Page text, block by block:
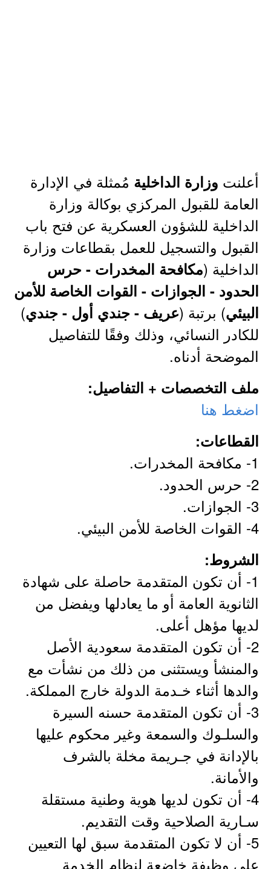
أعلنت وزارة الداخلية مُمثلة في الإدارة
العامة للقبول المركزي بوكالة وزارة
الداخلية للشؤون العسكرية عن فتح باب
القبول والتسجيل للعمل بقطاعات وزارة
الداخلية (مكافحة المخدرات - حرس
الحدود - الجوازات - القوات الخاصة للأمن
البيئي) برتبة (عريف - جندي أول - جندي)
للكادر النسائي، وذلك وفقًا للتفاصيل
الموضحة أدناه.
ملف التخصصات + التفاصيل:
اضغط هنا
القطاعات:
1- مكافحة المخدرات.
2- حرس الحدود.
3- الجوازات.
4- القوات الخاصة للأمن البيئي.
الشروط:
1- أن تكون المتقدمة حاصلة على شهادة
الثانوية العامة أو ما يعادلها ويفضل من
لديها مؤهل أعلى.
2- أن تكون المتقدمة سعودية الأصل
والمنشأ ويستثنى من ذلك من نشأت مع
والدها أثناء خـدمة الدولة خارج المملكة.
3- أن تكون المتقدمة حسنه السيرة
والسلـوك والسمعة وغير محكوم عليها
بالإدانة في جـريمة مخلة بالشرف
والأمانة.
4- أن تكون لديها هوية وطنية مستقلة
سـارية الصلاحية وقت التقديم.
5- أن لا تكون المتقدمة سبق لها التعيين
على وظيفة خاضعة لنظام الخدمة